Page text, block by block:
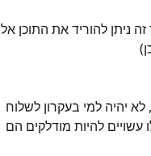
ניתן להוריד את התוכן אל
יהיה למי בעקרון לשלוח
עשויים להיות מודלקים הם